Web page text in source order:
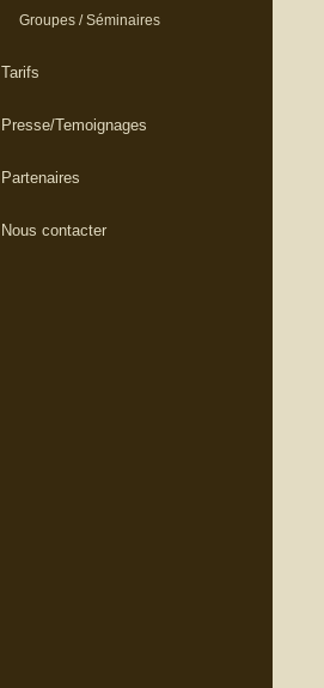
Groupes / Séminaires
Tarifs
Presse/Temoignages
Partenaires
Nous contacter